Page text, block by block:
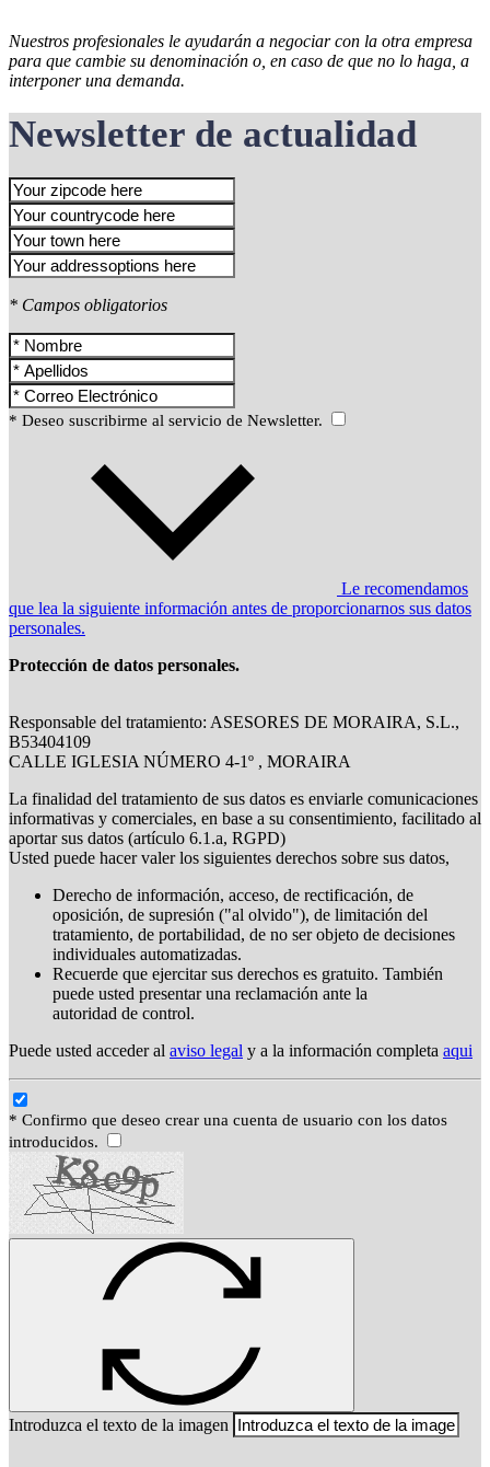
Nuestros profesionales le ayudarán a negociar con la otra empresa
para que cambie su denominación o, en caso de que no lo haga, a
interponer una demanda.
Newsletter de actualidad
* Campos obligatorios
* Deseo suscribirme al servicio de Newsletter.
Le recomendamos
que lea la siguiente información antes de proporcionarnos sus datos
personales.
Protección de datos personales.
Responsable del tratamiento: ASESORES DE MORAIRA, S.L.,
B53404109
CALLE IGLESIA NÚMERO 4-1º , MORAIRA
La finalidad del tratamiento de sus datos es enviarle comunicaciones
informativas y comerciales, en base a su consentimiento, facilitado al
aportar sus datos (artículo 6.1.a, RGPD)
Usted puede hacer valer los siguientes derechos sobre sus datos,
Derecho de información, acceso, de rectificación, de
oposición, de supresión ("al olvido"), de limitación del
tratamiento, de portabilidad, de no ser objeto de decisiones
individuales automatizadas.
Recuerde que ejercitar sus derechos es gratuito. También
puede usted presentar una reclamación ante la
autoridad de control.
Puede usted acceder al aviso legal y a la información completa aqui
* Confirmo que deseo crear una cuenta de usuario con los datos
introducidos.
Introduzca el texto de la imagen